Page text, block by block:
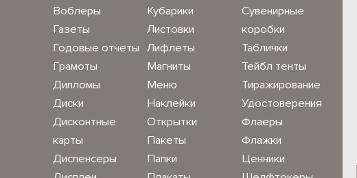
Воблеры
Газеты
Годовые отчеты
Грамоты
Дипломы
Диски
Дисконтные
карты
Диспенсеры
Кубарики
Листовки
Лифлеты
Магниты
Меню
Наклейки
Открытки
Пакеты
Папки
Сувенирные
коробки
Таблички
Тейбл тенты
Тиражирование
Удостоверения
Флаеры
Флажки
Ценники